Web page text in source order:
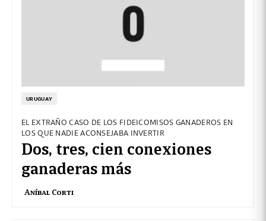
URUGUAY
EL EXTRAÑO CASO DE LOS FIDEICOMISOS GANADEROS EN
LOS QUE NADIE ACONSEJABA INVERTIR
Dos, tres, cien conexiones
ganaderas más
Aníbal Corti